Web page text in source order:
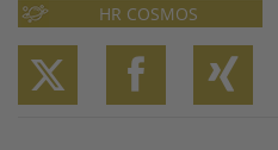
HR COSMOS
TwitterFacebook